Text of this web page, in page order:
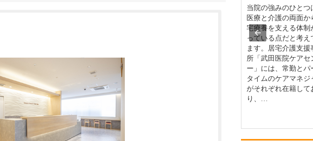
も、最初はやはり緊張し
ている方もいますので、
まずは私からいろいろな
お話をして、患者さんの
緊…
当院の強みのひとつ
医療と介護の両面か
宅療養を支える体制
っている点だと考え
ます。居宅介護支援
所「武田医院ケアセ
ー」には、常勤とパ
タイムのケアマネジ
がそれぞれ在籍して
り、…